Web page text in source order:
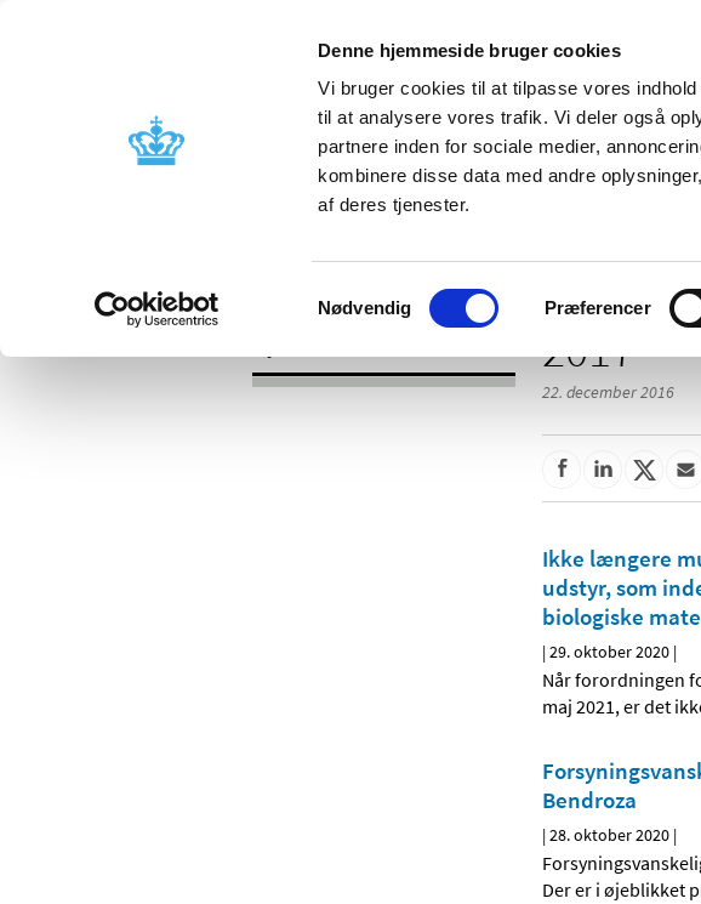
Denne hjemmeside bruger cookies
Vi bruger cookies til at tilpasse vores
til at analysere vores trafik. Vi deler også
partnere inden for sociale medier,
kombinere disse data med andre
af deres tjenester.
Samtykkevalg
Nødvendig Præferencer
Godkendelse og
Bivirkninger og
produktinformation
2017
22. december 2016
Ikke længere
udstyr, som
biologiske
|29. oktober 2020 |
Når forordningen
maj 2021, er det
Bendroza
|28. oktober 2020 |
Der er i øjeblikket